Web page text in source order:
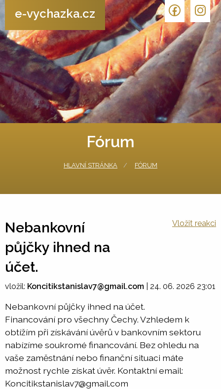
e-vychazka.cz
Fórum
HLAVNÍ STRÁNKA FÓRUM
Nebankovní
půjčky ihned na
účet.
Vložit reakci
vložil: Koncitikstanislav7@gmail.com 24. 06. 2026 23:01
Nebankovní půjčky ihned na účet.
Financování pro všechny Čechy. Vzhledem k
obtížím při získávání úvěrů v bankovním sektoru
nabízíme soukromé financování. Bez ohledu na
vaše zaměstnání nebo finanční situaci máte
možnost rychle získat úvěr. Kontaktní email:
Koncitikstanislav7@gmail.com